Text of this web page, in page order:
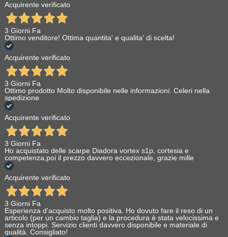
Acquirente verificato
3 Giorni Fa
Ottimo venditore! Ottima quantita' e qualita' di scelta!
Acquirente verificato
3 Giorni Fa
Ottimo prodotto Molto disponibile nelle informazioni. Celeri nella
spedizione
Acquirente verificato
3 Giorni Fa
Ho acquistato delle scarpe Diadora vortex s1p, cortesia e
competenza,poi il prezzo davvero eccezionale, grazie mille
Acquirente verificato
3 Giorni Fa
Esperienza d'acquisto molto positiva. Ho dovuto fare il reso di un
articolo (per un cambio taglia) e la procedura è stata velocissima e
senza intoppi. Servizio clienti davvero disponibile e materiale di
qualità. Consigliato!